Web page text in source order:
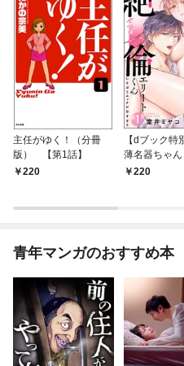
主任がゆく！（分冊
版） 【第1話】
220
【dブック特
薄名器ちゃ
リートくん
220
青年マンガのおすすめ本